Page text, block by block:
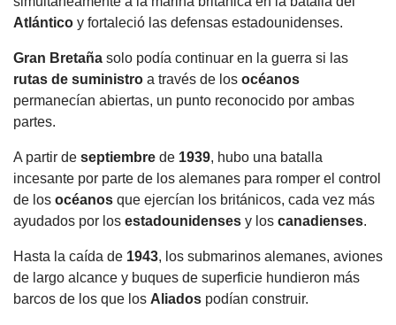
Atlántico y fortaleció las defensas estadounidenses.
Gran Bretaña solo podía continuar en la guerra si las
rutas de suministro a través de los océanos
permanecían abiertas, un punto reconocido por ambas
partes.
A partir de septiembre de 1939, hubo una batalla
incesante por parte de los alemanes para romper el control
de los océanos que ejercían los británicos, cada vez más
ayudados por los estadounidenses y los canadienses.
Hasta la caída de 1943, los submarinos alemanes, aviones
de largo alcance y buques de superficie hundieron más
barcos de los que los Aliados podían construir.